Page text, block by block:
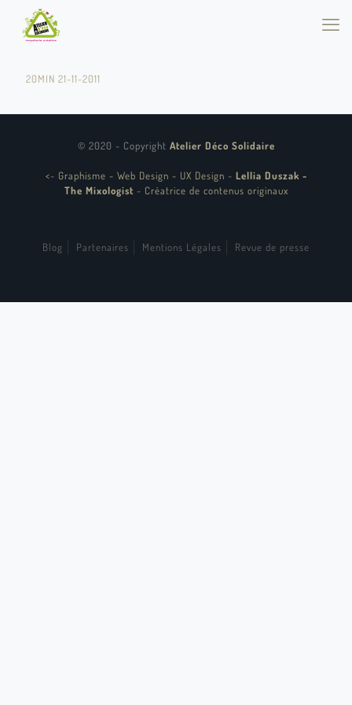
20MIN 21-11-2011
© 2020 - Copyright Atelier Déco Solidaire
<- Graphisme - Web Design - UX Design - Lellia Duszak -
The Mixologist - Créatrice de contenus originaux
Blog Partenaires Mentions Légales Revue de presse